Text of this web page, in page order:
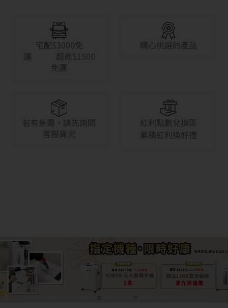
宅配$3000免
運 超商$1500
免運
精心挑選的產品
若有急需，請先詢問
客服貨況
紅利點數兌換區
累積紅利換好禮